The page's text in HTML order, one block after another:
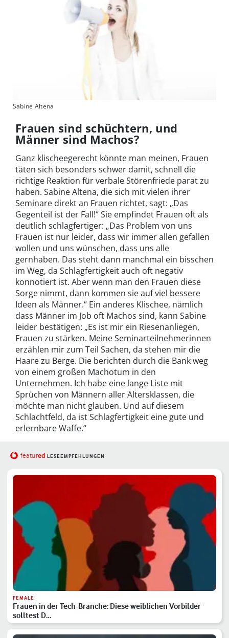
Sabine Altena
Frauen sind schüchtern, und
Männer sind Machos?
Ganz klischeegerecht könnte man meinen, Frauen
täten sich besonders schwer damit, schnell die
richtige Reaktion für verbale Störenfriede parat zu
haben. Sabine Altena, die sich mit vielen ihrer
Seminare direkt an Frauen richtet, sagt: „Das
Gegenteil ist der Fall!“ Sie empfindet Frauen oft als
deutlich schlagfertiger: „Das Problem von uns
Frauen ist nur leider, dass wir immer allen gefallen
wollen und uns wünschen, dass uns alle
gernhaben. Das steht dann manchmal ein bisschen
im Weg, da Schlagfertigkeit auch oft negativ
konnotiert ist. Aber wenn man den Frauen diese
Sorge nimmt, dann kommen sie auf viel bessere
Ideen als Männer.“ Ein anderes Klischee, nämlich
dass Männer im Job oft Machos sind, kann Sabine
leider bestätigen: „Es ist mir ein Riesenanliegen,
Frauen zu stärken. Meine Seminarteilnehmerinnen
erzählen mir zum Teil Sachen, da stehen mir die
Haare zu Berge. Die berichten durch die Bank weg
von einem großen Machotum in den
Unternehmen. Ich habe eine lange Liste mit
Sprüchen von Männern aller Altersklassen, die
möchte man nicht glauben. Und auf diesem
Schlachtfeld, da ist Schlagfertigkeit eine gute und
erlernbare Waffe.“
featured LESEEMPFEHLUNGEN
FEMALE
Frauen in der Tech-Branche: Diese weiblichen Vorbilder
solltest D…